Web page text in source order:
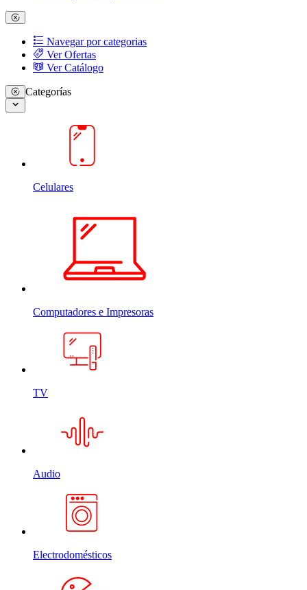
Navegar por categorias
Ver Ofertas
Ver Catálogo
Categorías
Celulares
Computadores e Impresoras
TV
Audio
Electrodomésticos